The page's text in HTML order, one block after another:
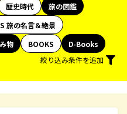
歴史時代
旅の図鑑
旅の名言＆絶景
物 BOOKS
D-Books
絞り込み条件を追加